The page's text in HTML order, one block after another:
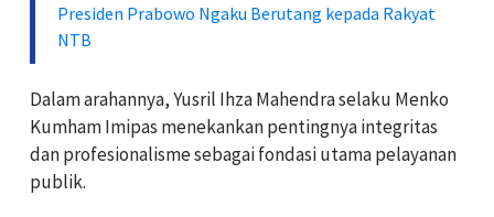
Presiden Prabowo Ngaku Berutang kepada Rakyat
NTB
Dalam arahannya, Yusril Ihza Mahendra selaku Menko
Kumham Imipas menekankan pentingnya integritas
dan profesionalisme sebagai fondasi utama pelayanan
publik.